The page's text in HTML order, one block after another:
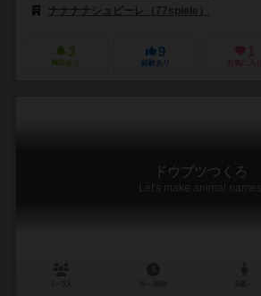
ナナナナシュピーレ（77spiele）
3
興味あり
9
経験あり
1
お気に入り
ドウブツつくろ
Let's make animal names